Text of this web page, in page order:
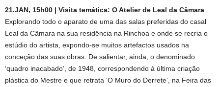
21.JAN, 15h00 | Visita temática: O Atelier de Leal da Câmara
Explorando todo o aparato de uma das salas preferidas do casal
Leal da Câmara na sua residência na Rinchoa e onde se recria o
estúdio do artista, expondo-se muitos artefactos usados na
conceção das suas obras. De salientar, ainda, o denominado
‘quadro inacabado’, de 1948, correspondendo à última criação
plástica do Mestre e que retrata ‘O Muro do Derrete’, na Feira das